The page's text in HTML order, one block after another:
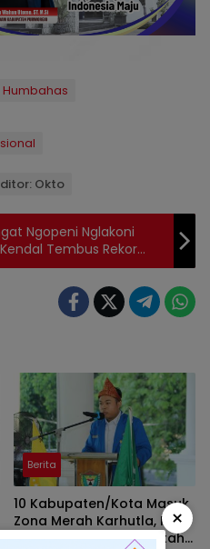
Humbahas
Okto
Ngopeni Nglakoni
Tembus Rekor
Berita
10 Kabupaten/Kota Masuk
Zona Merah Karhutla, PMII
Sumsel Desak Pemerintah
×